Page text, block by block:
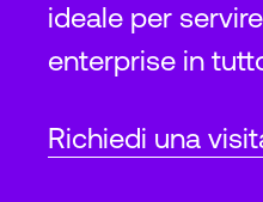
ideale per
enterprise in
Richiedi una